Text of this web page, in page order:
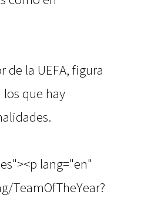
la UEFA, figura
que hay
lang="en"
TeamOfTheYear?